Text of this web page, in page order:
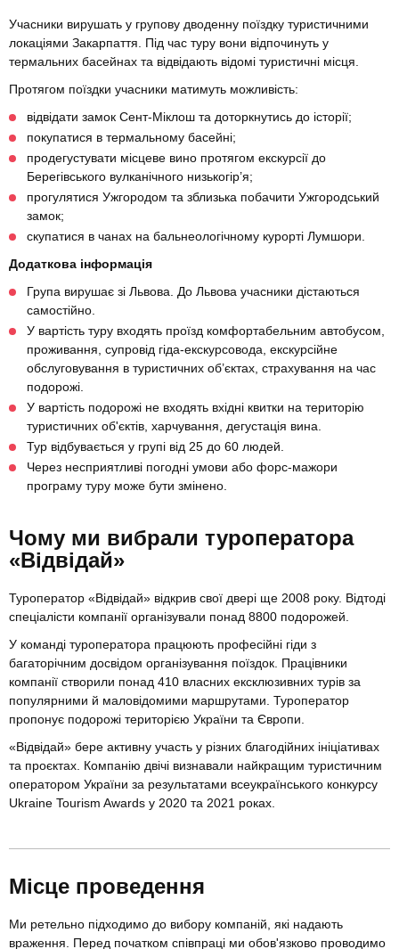
Учасники вирушать у групову дводенну поїздку туристичними
локаціями Закарпаття. Під час туру вони відпочинуть у
термальних басейнах та відвідають відомі туристичні місця.
Протягом поїздки учасники матимуть можливість:
відвідати замок Сент-Міклош та доторкнутись до історії;
покупатися в термальному басейні;
продегустувати місцеве вино протягом екскурсії до
Берегівського вулканічного низькогір’я;
прогулятися Ужгородом та зблизька побачити Ужгородський
замок;
скупатися в чанах на бальнеологічному курорті Лумшори.
Додаткова інформація
Група вирушає зі Львова. До Львова учасники дістаються
самостійно.
У вартість туру входять проїзд комфортабельним автобусом,
проживання, супровід гіда-екскурсовода, екскурсійне
обслуговування в туристичних об’єктах, страхування на час
подорожі.
У вартість подорожі не входять вхідні квитки на територію
туристичних об'єктів, харчування, дегустація вина.
Тур відбувається у групі від 25 до 60 людей.
Через несприятливі погодні умови або форс-мажори
програму туру може бути змінено.
Чому ми вибрали туроператора
«Відвідай»
Туроператор «Відвідай» відкрив свої двері ще 2008 року. Відтоді
спеціалісти компанії організували понад 8800 подорожей.
У команді туроператора працюють професійні гіди з
багаторічним досвідом організування поїздок. Працівники
компанії створили понад 410 власних ексклюзивних турів за
популярними й маловідомими маршрутами. Туроператор
пропонує подорожі територією України та Європи.
«Відвідай» бере активну участь у різних благодійних ініціативах
та проєктах. Компанію двічі визнавали найкращим туристичним
оператором України за результатами всеукраїнського конкурсу
Ukraine Tourism Awards у 2020 та 2021 роках.
Місце проведення
Ми ретельно підходимо до вибору компаній, які надають
враження. Перед початком співпраці ми обов'язково проводимо